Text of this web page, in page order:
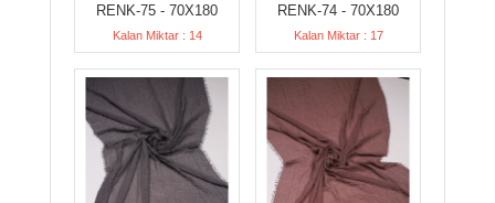
RENK-75 - 70X180
Kalan Miktar : 14
RENK-74 - 70X180
Kalan Miktar : 17